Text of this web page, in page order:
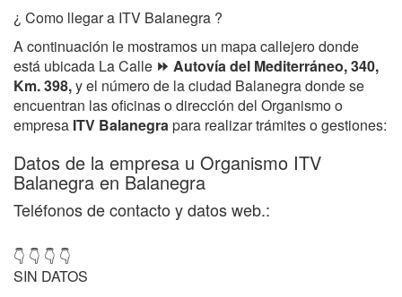
¿ Como llegar a ITV Balanegra ?
A continuación le mostramos un mapa callejero donde
está ubicada La Calle ⏩ Autovía del Mediterráneo, 340,
Km. 398,y el número de la ciudad Balanegra donde se
encuentran las oficinas o dirección del Organismo o
empresa ITV Balanegrapara realizar trámites o gestiones:
Datos de la empresa u Organismo ITV
Balanegra en Balanegra
Teléfonos de contacto y datos web.:
👇 👇 👇 👇
SIN DATOS